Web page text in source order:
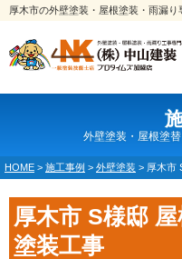
厚木市の外壁塗装・屋根塗装・雨漏り
外壁塗装・屋根塗
HOME > 施工事例 > 外壁塗装 > 厚木市
厚木市 S様邸
塗装工事